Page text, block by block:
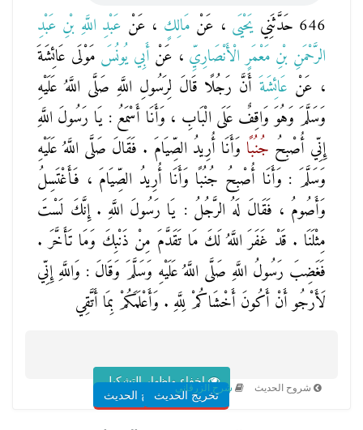
646 حَدَّثَنِي يَحْيَى ، عَنْ مَالِكٍ ، عَنْ عَبْدِ اللَّهِ بْنِ عَبْدِ
الرَّحْمَنِ بْنِ مَعْمَرٍ الْأَنْصَارِيِّ ، عَنْ أَبِي يُونُسَ مَوْلَى عَائِشَةَ
، عَنْ عَائِشَةَ أَنَّ رَجُلًا قَالَ لِرَسُولِ اللَّهِ صَلَّى اللَّهُ عَلَيْهِ
وَسَلَّمَ وَهُوَ وَاقِفٌ عَلَى الْبَابِ ، وَأَنَا أَسْمَعُ : يَا رَسُولَ اللَّهِ
إِنِّي أُصْبِحُ جُنُبًا وَأَنَا أُرِيدُ الصِّيَامَ . فَقَالَ صَلَّى اللَّهُ عَلَيْهِ
وَسَلَّمَ : وَأَنَا أُصْبِحُ جُنُبًا وَأَنَا أُرِيدُ الصِّيَامَ ، فَأَغْتَسِلُ
وَأَصُومُ ، فَقَالَ لَهُ الرَّجُلُ : يَا رَسُولَ اللَّهِ . إِنَّكَ لَسْتَ
مِثْلَنَا . قَدْ غَفَرَ اللَّهُ لَكَ مَا تَقَدَّمَ مِنْ ذَنْبِكَ وَمَا تَأَخَّرَ .
فَغَضِبَ رَسُولُ اللَّهِ صَلَّى اللَّهُ عَلَيْهِ وَسَلَّمَ وَقَالَ : وَاللَّهِ إِنِّي
لَأَرْجُو أَنْ أَكُونَ أَخْشَاكُمْ لِلَّهِ . وَأَعْلَمَكُمْ بِمَا أَتَّقِي
اخفاء واظهار التشكيل
تخريج الحديثشروح الحديث
شروح الحديث شرح الزرقاني